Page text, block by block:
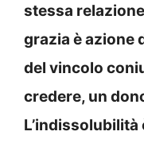
stessa
grazia è azione
del vincolo
credere, un
L’indissolubilità